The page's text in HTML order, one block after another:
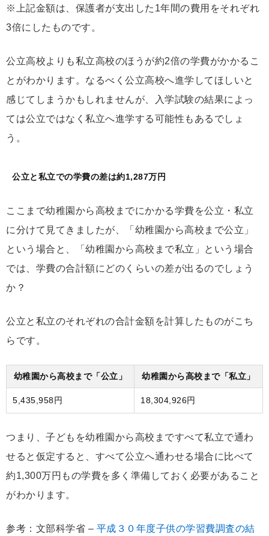
※上記金額は、保護者が支出した1年間の費用をそれぞれ
3倍にしたものです。
公立高校よりも私立高校のほうが約2倍の学費がかかるこ
とがわかります。なるべく公立高校へ進学してほしいと
感じてしまうかもしれませんが、入学試験の結果によっ
ては公立ではなく私立へ進学する可能性もあるでしょ
う。
公立と私立での学費の差は約1,287万円
ここまで幼稚園から高校までにかかる学費を公立・私立
に分けて見てきましたが、「幼稚園から高校まで公立」
という場合と、「幼稚園から高校まで私立」という場合
では、学費の合計額にどのくらいの差が出るのでしょう
か？
公立と私立のそれぞれの合計金額を計算したものがこち
らです。
幼稚園から高校まで「公立」 幼稚園から高校まで「私立」
5,435,958円 18,304,926円
つまり、子どもを幼稚園から高校まですべて私立で通わ
せると仮定すると、すべて公立へ通わせる場合に比べて
約1,300万円もの学費を多く準備しておく必要があること
がわかります。
参考：文部科学省 – 平成３０年度子供の学習費調査の結